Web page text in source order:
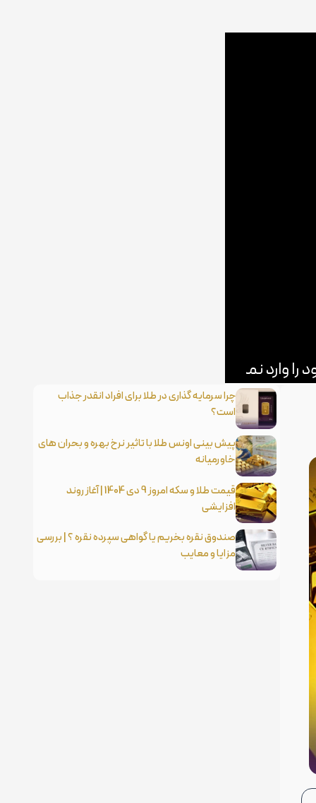
چرا سرمایه گذاری در طلا برای افراد انقدر جذاب
است؟
پیش بینی اونس طلا با تاثیر نرخ بهره و بحران های
خاورمیانه
قیمت طلا و سکه امروز 9 دی 1404 | آغاز روند
افزایشی
صندوق نقره بخریم یا گواهی سپرده نقره ؟ | بررسی
مزایا و معایب